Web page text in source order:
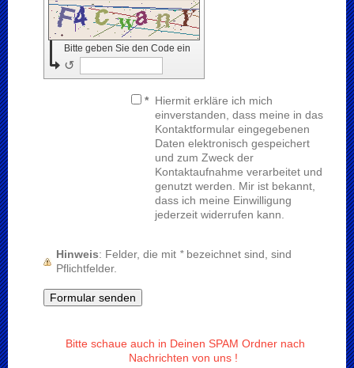
Bitte geben Sie den Code ein
↺
* Hiermit erkläre ich mich
einverstanden, dass meine in das
Kontaktformular eingegebenen
Daten elektronisch gespeichert
und zum Zweck der
Kontaktaufnahme verarbeitet und
genutzt werden. Mir ist bekannt,
dass ich meine Einwilligung
jederzeit widerrufen kann.
Hinweis : Felder, die mit *bezeichnet sind, sind
Pflichtfelder.
Bitte schaue auch in Deinen SPAM Ordner nach
Nachrichten von uns !